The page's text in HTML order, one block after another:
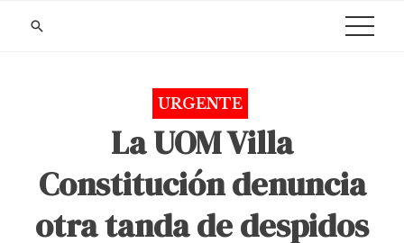
URGENTE
La UOM Villa
Constitución denuncia
otra tanda de despidos